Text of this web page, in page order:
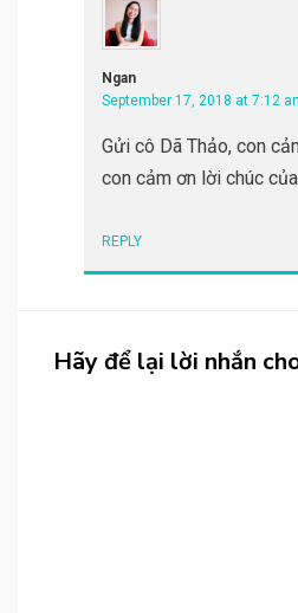
Ngan
September 17, 2018 at 7:12
Gửi cô Dã Thảo, con
con cảm ơn lời chúc
REPLY
Hãy để lại lời nhắn